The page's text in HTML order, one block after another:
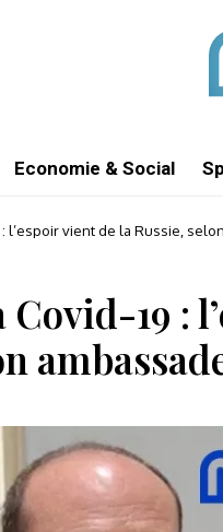
Economie & Social
: l’espoir vient de la Russie,
19 :